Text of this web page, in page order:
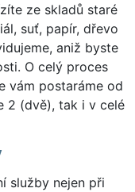
ze skladů staré
suť, papír, dřevo
aniž byste
O celý proces
vám postaráme od
2 (dvě), tak i v celé
služby nejen při